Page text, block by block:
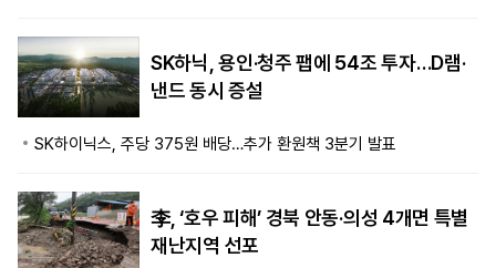
SK하닉, 용인·청주 팹에 54조 투자…D램·
낸드 동시 증설
SK하이닉스, 주당 375원 배당…추가 환원책 3분기 발표
李, ‘호우 피해’ 경북 안동·의성 4개면 특별
재난지역 선포